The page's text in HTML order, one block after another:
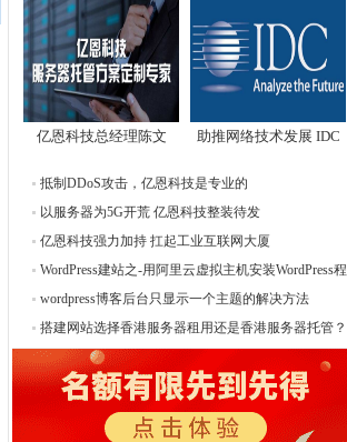
亿恩科技总经理陈文
先
助推网络技术发展 IDC
抵制DDoS攻击，亿恩科技是专业的
以服务器为5G开荒 亿恩科技整装待发
亿恩科技强力加持 扛起工业互联网大厦
WordPress建站之-用阿里云虚拟主机安装WordPress程
序！
wordpress博客后台只显示一个主题的解决方法
搭建网站选择香港服务器租用还是香港服务器托管？